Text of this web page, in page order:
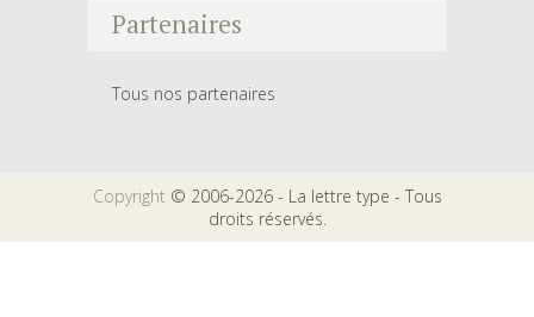
Partenaires
Tous nos partenaires
Copyright © 2006-2026 - La lettre type - Tous
droits réservés.